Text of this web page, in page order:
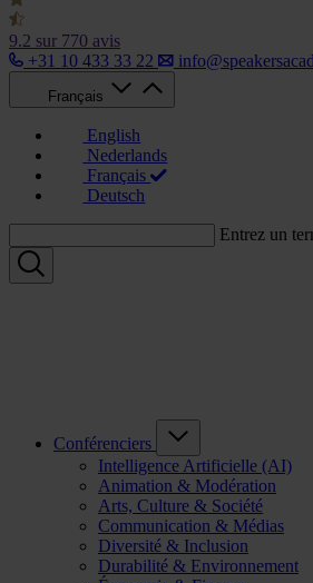
9.2 sur 770 avis
+31 10 433 33 22
Français
English
Nederlands
Français
Deutsch
Entrez un
Conférenciers
Intelligence Artificielle (AI)
Animation & Modération
Arts, Culture & Société
Communication & Médias
Diversité & Inclusion
Durabilité & Environnement